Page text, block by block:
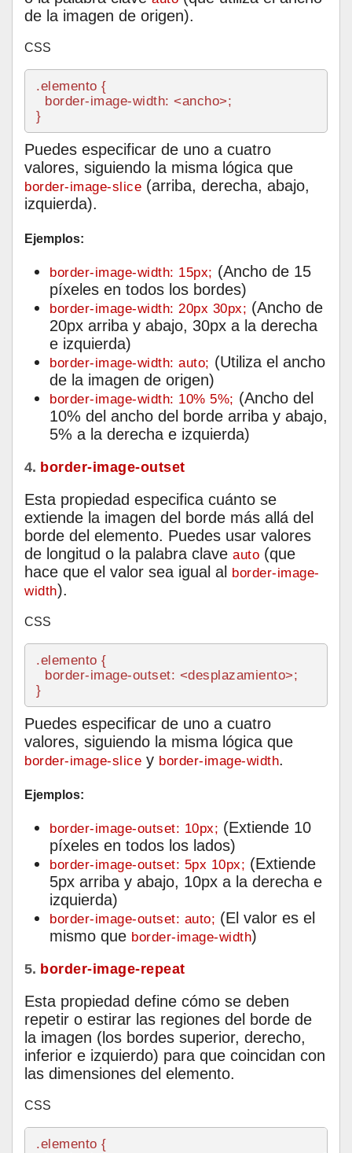
de la imagen de origen).
CSS
.elemento {
border-image-width: <ancho>;
Puedes especificar de uno a cuatro
valores, siguiendo la misma lógica que
border-image-slice (arriba, derecha, abajo,
izquierda).
Ejemplos:
border-image-width: 15px; (Ancho de 15
píxeles en todos los bordes)
border-image-width: 20px 30px; (Ancho de
20px arriba y abajo, 30px a la derecha
e izquierda)
border-image-width: auto; (Utiliza el ancho
de la imagen de origen)
border-image-width: 10% 5%; (Ancho del
10% del ancho del borde arriba y abajo,
5% a la derecha e izquierda)
4. border-image-outset
Esta propiedad especifica cuánto se
extiende la imagen del borde más allá del
borde del elemento. Puedes usar valores
de longitud o la palabra clave auto (que
hace que el valor sea igual al border-image-
width).
CSS
.elemento {
border-image-outset: <desplazamiento>;
Puedes especificar de uno a cuatro
valores, siguiendo la misma lógica que
border-image-slice y border-image-width.
Ejemplos:
border-image-outset: 10px; (Extiende 10
píxeles en todos los lados)
border-image-outset: 5px 10px; (Extiende
5px arriba y abajo, 10px a la derecha e
izquierda)
border-image-outset: auto; (El valor es el
mismo que border-image-width)
5. border-image-repeat
Esta propiedad define cómo se deben
repetir o estirar las regiones del borde de
la imagen (los bordes superior, derecho,
inferior e izquierdo) para que coincidan con
las dimensiones del elemento.
CSS
.elemento {